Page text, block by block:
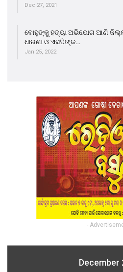
Dec 27, 2021
ବୋହୁଙ୍କୁ ହତ୍ୟା ଅଭିଯୋଗ ଆଣି
ଧାରଣା ଓ ଏସପିଙ୍କ…
Jan 25, 2022
-
December